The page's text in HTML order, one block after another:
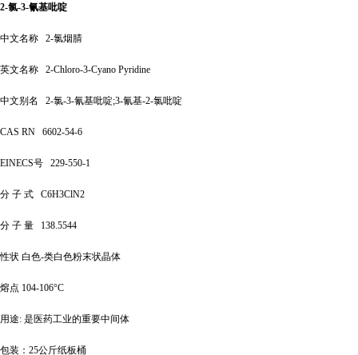
2-氯-3-氰基吡啶
中文名称 2-氯烟腈
英文名称 2-Chloro-3-Cyano Pyridine
中文别名 2-氯-3-氰基吡啶;3-氰基-2-氯吡啶
CAS RN 6602-54-6
EINECS号 229-550-1
分 子 式 C6H3ClN2
分 子 量 138.5544
性状 白色-类白色粉末状晶体
熔点 104-106°C
用途: 是医药工业的重要中间体
包装： 25公斤纸板桶